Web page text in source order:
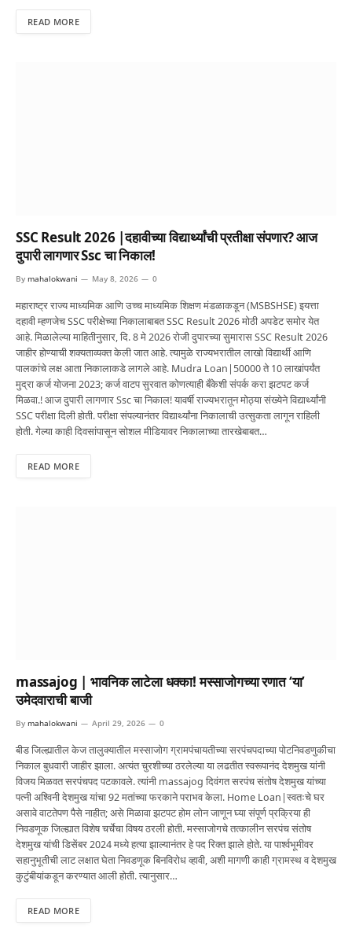
READ MORE
SSC Result 2026 |दहावीच्या विद्यार्थ्यांची प्रतीक्षा संपणार? आज
दुपारी लागणार Ssc चा निकाल!
By mahalokwani May 8, 2026 0
महाराष्ट्र राज्य माध्यमिक आणि उच्च माध्यमिक शिक्षण मंडळाकडून (MSBSHSE) इयत्ता
दहावी म्हणजेच SSC परीक्षेच्या निकालाबाबत SSC Result 2026 मोठी अपडेट समोर येत
आहे. मिळालेल्या माहितीनुसार, दि. 8 मे 2026 रोजी दुपारच्या सुमारास SSC Result 2026
जाहीर होण्याची शक्यताव्यक्त केली जात आहे. त्यामुळे राज्यभरातील लाखो विद्यार्थी आणि
पालकांचे लक्ष आता निकालाकडे लागले आहे. Mudra Loan|50000 ते 10 लाखांपर्यंत
मुद्रा कर्ज योजना 2023; कर्ज वाटप सुरवात कोणत्याही बँकेशी संपर्क करा झटपट कर्ज
मिळवा.! आज दुपारी लागणार Ssc चा निकाल! यावर्षी राज्यभरातून मोठ्या संख्येने विद्यार्थ्यांनी
SSC परीक्षा दिली होती. परीक्षा संपल्यानंतर विद्यार्थ्यांना निकालाची उत्सुकता लागून राहिली
होती. गेल्या काही दिवसांपासून सोशल मीडियावर निकालाच्या तारखेबाबत…
READ MORE
massajog | भावनिक लाटेला धक्का! मस्साजोगच्या रणात ‘या’
उमेदवाराची बाजी
By mahalokwani April 29, 2026 0
बीड जिल्ह्यातील केज तालुक्यातील मस्साजोग ग्रामपंचायतीच्या सरपंचपदाच्या पोटनिवडणुकीचा
निकाल बुधवारी जाहीर झाला. अत्यंत चुरशीच्या ठरलेल्या या लढतीत स्वरूपानंद देशमुख यांनी
विजय मिळवत सरपंचपद पटकावले. त्यांनी massajog दिवंगत सरपंच संतोष देशमुख यांच्या
पत्नी अश्विनी देशमुख यांचा 92 मतांच्या फरकाने पराभव केला. Home Loan|स्वतःचे घर
असावे वाटतेपण पैसे नाहीत; असे मिळावा झटपट होम लोन जाणून घ्या संपूर्ण प्रक्रिया ही
निवडणूक जिल्ह्यात विशेष चर्चेचा विषय ठरली होती. मस्साजोगचे तत्कालीन सरपंच संतोष
देशमुख यांची डिसेंबर 2024 मध्ये हत्या झाल्यानंतर हे पद रिक्त झाले होते. या पार्श्वभूमीवर
सहानुभूतीची लाट लक्षात घेता निवडणूक बिनविरोध व्हावी, अशी मागणी काही ग्रामस्थ व देशमुख
कुटुंबीयांकडून करण्यात आली होती. त्यानुसार…
READ MORE